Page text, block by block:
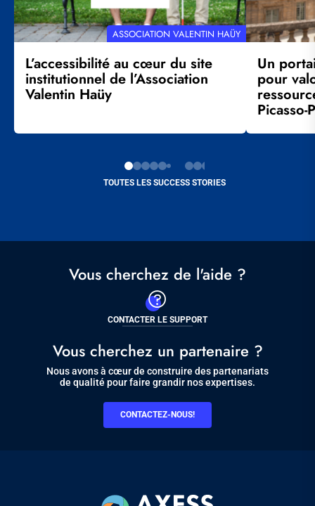
TOUTES LES SUCCESS STORIES
RÉFÉRENCE
CLIENT
ASSOCIATION VALENTIN HAÜY
L’accessibilité au cœur du site
institutionnel de l’Association
Valentin Haüy
Un
pour
Picasso-
Vous cherchez de l'aide ?
CONTACTER LE SUPPORT
Vous cherchez un partenaire ?
Nous avons à cœur de construire des partenariats
de qualité pour faire grandir nos expertises.
CONTACTEZ-NOUS!